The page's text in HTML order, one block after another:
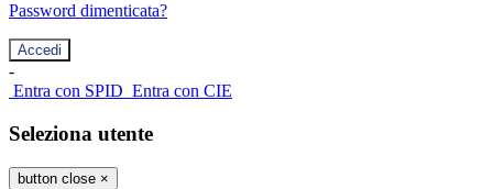
Password dimenticata?
-
Entra con SPID Entra con CIE
Seleziona utente
button close ×